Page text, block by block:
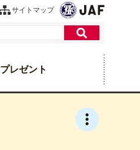
サイトマップ
プレゼント